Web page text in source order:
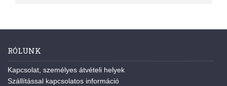
RÓLUNK
Kapcsolat, személyes átvételi helyek
Szállítással kapcsolatos információ